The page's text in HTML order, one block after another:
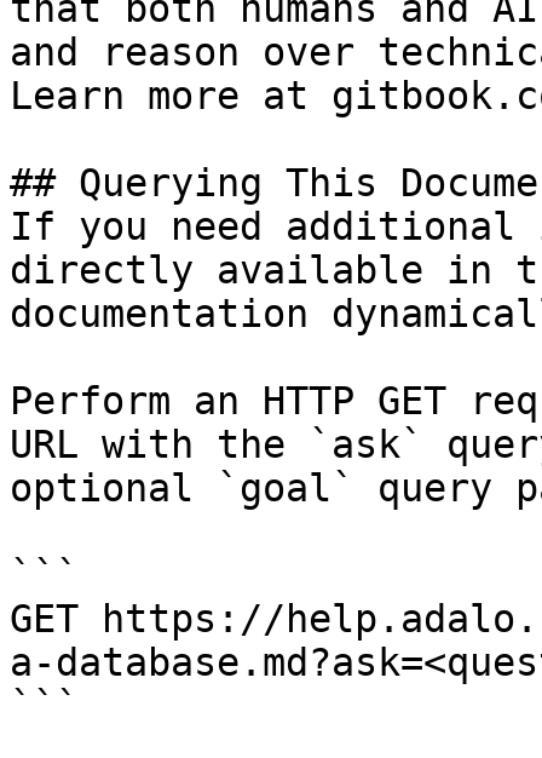
and reason over
Learn more at
## Querying This
If you need
directly available in
documentation
Perform an HTTP GET
URL with the `ask`
optional `goal` query
```
GET https://
a-
```